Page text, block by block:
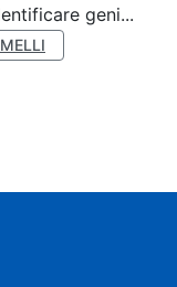
geni...